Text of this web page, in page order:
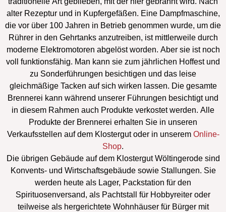
alter Rezeptur und in Kupfergefäßen. Eine Dampfmaschine,
die vor über 100 Jahren in Betrieb genommen wurde, um die
Rührer in den Gehrtanks anzutreiben, ist mittlerweile durch
moderne Elektromotoren abgelöst worden. Aber sie ist noch
voll funktionsfähig. Man kann sie zum jährlichen Hoffest und
zu Sonderführungen besichtigen und das leise
gleichmäßige Tacken auf sich wirken lassen. Die gesamte
Brennerei kann während unserer Führungen besichtigt und
in diesem Rahmen auch Produkte verkostet werden. Alle
Produkte der Brennerei erhalten Sie in unseren
Verkaufsstellen auf dem Klostergut oder in unserem Online-
Shop.
Die übrigen Gebäude auf dem Klostergut Wöltingerode sind
Konvents- und Wirtschaftsgebäude sowie Stallungen. Sie
werden heute als Lager, Packstation für den
Spirituosenversand, als Pachtstall für Hobbyreiter oder
teilweise als hergerichtete Wohnhäuser für Bürger mit